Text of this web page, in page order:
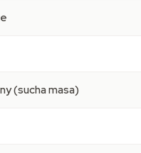
(sucha masa)